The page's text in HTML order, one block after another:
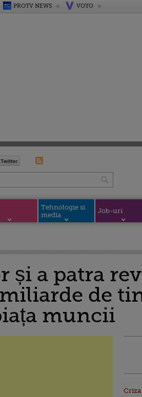
PROTV NEWS VOYO
Tehnologie si
media
Job-uri
și a patra
de
muncii